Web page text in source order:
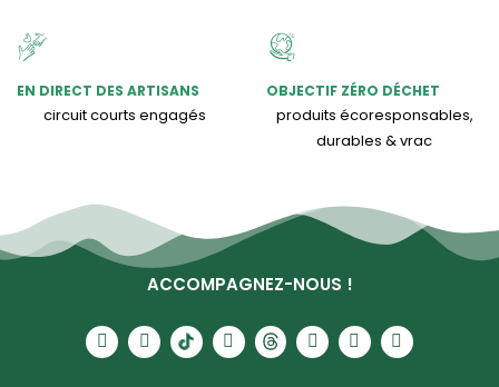
EN DIRECT DES ARTISANS
circuit courts engagés
OBJECTIF ZÉRO DÉCHET
produits écoresponsables,
durables & vrac
ACCOMPAGNEZ-NOUS !